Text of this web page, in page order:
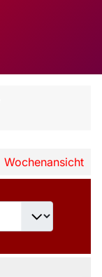
Wochenansicht